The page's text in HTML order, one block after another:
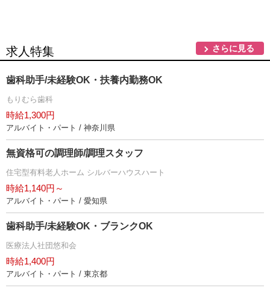
求人特集 さらに見る
歯科助手/未経験OK・扶養内勤務OK
もりむら歯科
時給1,300円
アルバイト・パート / 神奈川県
無資格可の調理師/調理スタッフ
住宅型有料老人ホーム シルバーハウスハート
時給1,140円～
アルバイト・パート / 愛知県
歯科助手/未経験OK・ブランクOK
医療法人社団悠和会
時給1,400円
アルバイト・パート / 東京都